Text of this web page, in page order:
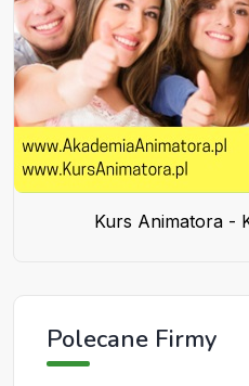
Kurs Animatora -
Polecane Firmy